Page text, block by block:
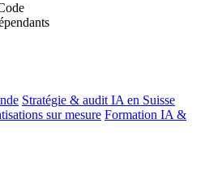
Stratégie & audit IA en Suisse
sur mesure Formation IA &